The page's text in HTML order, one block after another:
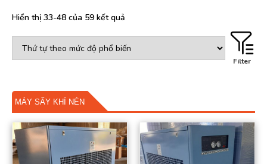
Hiển thị 33-48 của 59 kết quả
Filter
MÁY SẤY KHÍ NÉN